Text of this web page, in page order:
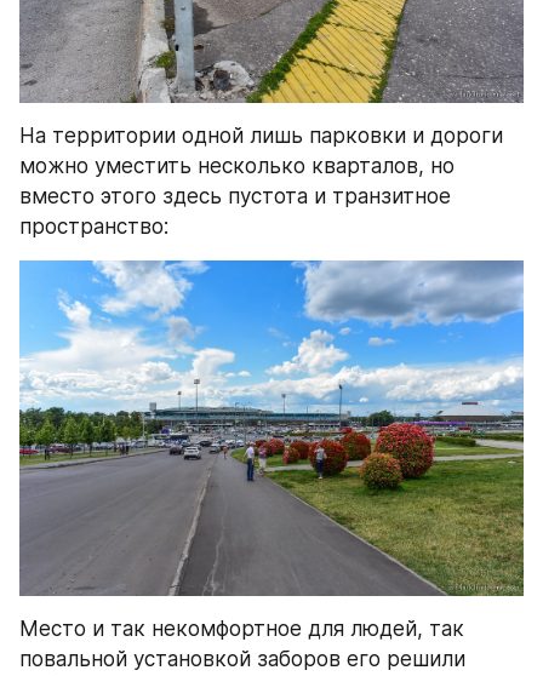
На территории одной лишь парковки и дороги
можно уместить несколько кварталов, но
вместо этого здесь пустота и транзитное
пространство:
Место и так некомфортное для людей, так
повальной установкой заборов его решили